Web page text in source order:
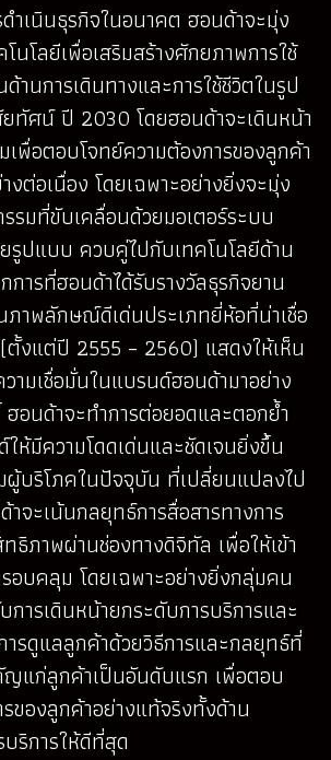
ำเนินธุรกิจในอนาคต ฮอนด้าจะมุ่ง
นโลยีเพื่อเสริมสร้างศักยภาพการใช้
านการเดินทางและการใช้ชีวิตในรูป
ทัศน์ ปี 2030 โดยฮอนด้าจะเดินหน้า
พื่อตอบโจทย์ความต้องการของลูกค้า
งต่อเนื่อง โดยเฉพาะอย่างยิ่งจะมุ่ง
มที่ขับเคลื่อนด้วยมอเตอร์ระบบ
รูปแบบ ควบคู่ไปกับเทคโนโลยีด้าน
ารที่ฮอนด้าได้รับรางวัลธุรกิจยาน
าพลักษณ์ดีเด่นประเภทยี่ห้อที่น่าเชื่อ
งแต่ปี 2555 – 2560) แสดงให้เห็น
ามเชื่อมั่นในแบรนด์ฮอนด้ามาอย่าง
อนด้าจะทำการต่อยอดและตอกย้ำ
มีความโดดเด่นและชัดเจนยิ่งขึ้น
บริโภคในปัจจุบัน ที่เปลี่ยนแปลงไป
าจะเน้นกลยุทธ์การสื่อสารทางการ
ธิภาพผ่านช่องทางดิจิทัล เพื่อให้เข้า
อบคลุม โดยเฉพาะอย่างยิ่งกลุ่มคน
ารเดินหน้ายกระดับการบริการและ
รดูแลลูกค้าด้วยวิธีการและกลยุทธ์ที่
แก่ลูกค้าเป็นอันดับแรก เพื่อตอบ
ของลูกค้าอย่างแท้จริงทั้งด้าน
ริการให้ดีที่สุด